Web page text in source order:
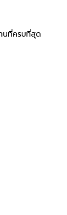
นที่ครบที่สุด